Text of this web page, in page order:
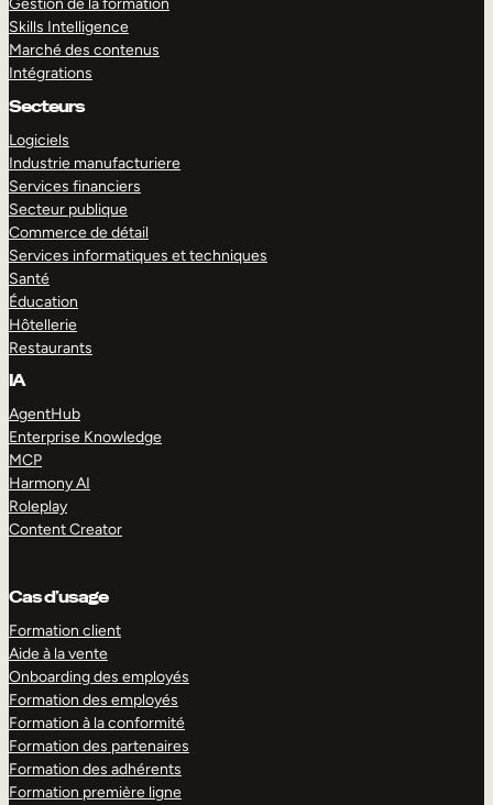
Gestion de la formation
Skills Intelligence
Marché des contenus
Intégrations
Secteurs
Logiciels
Industrie manufacturiere
Services financiers
Secteur publique
Commerce de détail
Services informatiques et techniques
Santé
Éducation
Hôtellerie
Restaurants
IA
AgentHub
Enterprise Knowledge
MCP
Harmony AI
Roleplay
Content Creator
Cas d’usage
Formation client
Aide à la vente
Onboarding des employés
Formation des employés
Formation à la conformité
Formation des partenaires
Formation des adhérents
Formation première ligne